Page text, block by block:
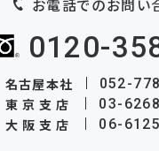
お電話でのお問い
0120-
名古屋本社 052-
東京支店 03-
大阪支店 06-